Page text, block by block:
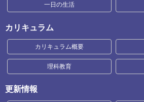
一日の生活
カリキュラム
カリキュラム概要
理科教育
更新情報